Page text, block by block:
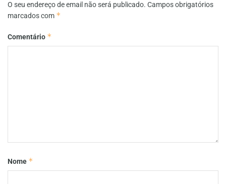
O seu endereço de email não será publicado. Campos obrigatórios
marcados com *
Comentário *
Nome *